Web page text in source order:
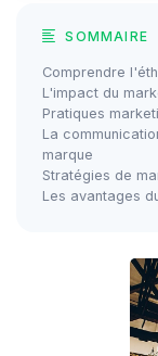
SOMMAIRE
Comprendre
L'impact du
Pratiques
La
marque
Stratégies de
Les avantages